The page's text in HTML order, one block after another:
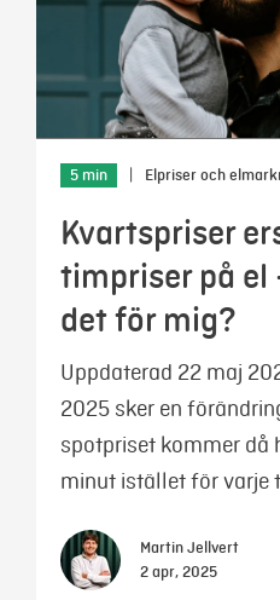
5 min Elpriser och
Kvartspriser
timpriser på el
det för mig?
Uppdaterad 22 maj
2025 sker en
spotpriset kommer då
minut istället för varje
Martin Jellvert
2 apr, 2025